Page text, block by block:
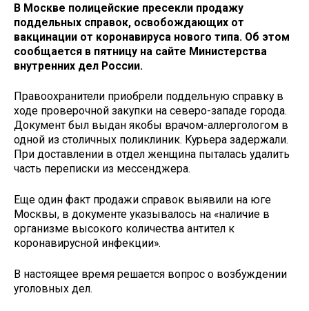
В Москве полицейские пресекли продажу
поддельных справок, освобождающих от
вакцинации от коронавируса нового типа. Об этом
сообщается в пятницу на сайте Министерства
внутренних дел России.
Правоохранители приобрели поддельную справку в
ходе проверочной закупки на северо-западе города.
Документ был выдан якобы врачом-аллергологом в
одной из столичных поликлиник. Курьера задержали.
При доставлении в отдел женщина пыталась удалить
часть переписки из мессенджера.
Еще один факт продажи справок выявили на юге
Москвы, в документе указывалось на «наличие в
организме высокого количества антител к
коронавирусной инфекции».
В настоящее время решается вопрос о возбуждении
уголовных дел.